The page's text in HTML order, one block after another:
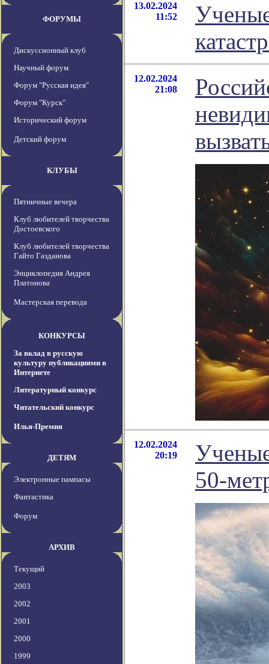
ФОРУМЫ
Дискуссионный клуб
Научный форум
Форум "Русская идея"
Форум "Курск"
Исторический форум
Детский форум
КЛУБЫ
Пятничные вечера
Клуб любителей творчества
Достоевского
Клуб любителей творчества
Гайто Газданова
Энциклопедия Андрея
Платонова
Мастерская перевода
КОНКУРСЫ
За вклад в русскую
культуру публикациями в
Интернете
Литературный конкурс
Читательский конкурс
Илья-Премия
ДЕТЯМ
Электронные пампасы
Фантастика
Форум
АРХИВ
Текущий
2003
2002
2001
2000
1999
13.02.2024
11:52
12.02.2024
21:08
12.02.2024
20:19
50-